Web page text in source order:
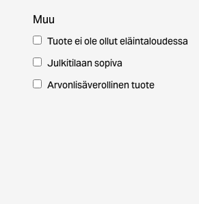
Muu
Tuote ei ole ollut eläintaloudessa
Julkitilaan sopiva
Arvonlisäverollinen tuote